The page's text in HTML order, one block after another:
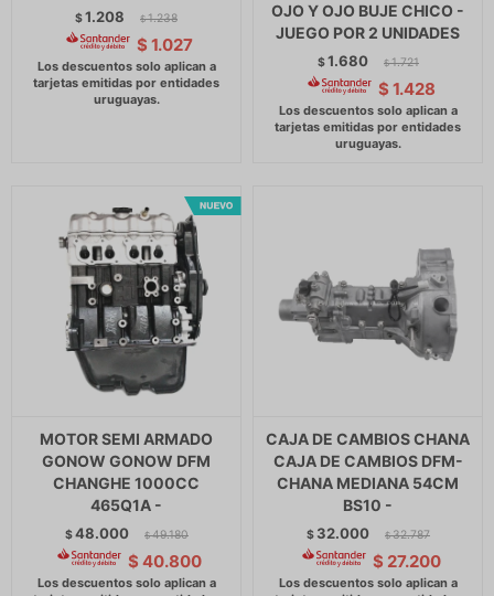
$1.208 $ 1.238
$ 1.027
OJO Y OJO BUJE CHICO -
JUEGO POR 2 UNIDADES
$1.680 $ 1.721
$ 1.428
MOTOR SEMI ARMADO
GONOW GONOW DFM
CHANGHE 1000CC
465Q1A -
$48.000 $ 49.180
$ 40.800
CAJA DE CAMBIOS CHANA
CAJA DE CAMBIOS DFM-
CHANA MEDIANA 54CM
BS10 -
$ 32.000 $ 32.787
$ 27.200